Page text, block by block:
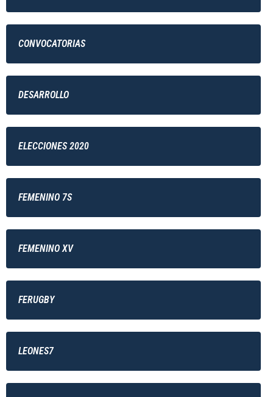
CONVOCATORIAS
DESARROLLO
ELECCIONES 2020
FEMENINO 7S
FEMENINO XV
FERUGBY
LEONES7